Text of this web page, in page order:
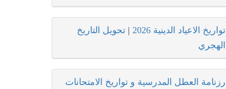
تواريخ الاعياد الدينية 2026 | تحويل التاريخ
الهجري
رزنامة العطل المدرسية و تواريخ الامتحانات